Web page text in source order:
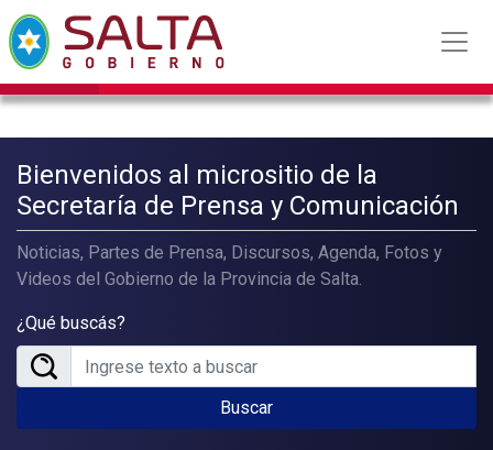
Bienvenidos al micrositio de la
Secretaría de Prensa y Comunicación
Noticias, Partes de Prensa, Discursos, Agenda, Fotos y
Videos del Gobierno de la Provincia de Salta.
¿Qué buscás?
Buscar